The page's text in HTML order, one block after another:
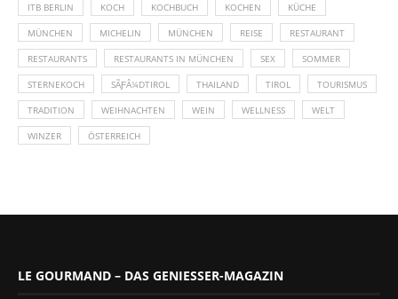
ITB BERLIN KOCH KOCHBUCH KOCHEN KÜCHE
MÜNCHEN MICHELIN MÜNCHEN REISE RESTAURANT
RESTAURANTS RESTAURANTS IN MÜNCHEN SEX SOMMER
STERNEKOCH SÃƑÂ¼DTIROL THAILAND TIROL TOURISMUS
TRADITION WEIHNACHTEN WEIN WELLNESS WELT
WINZER ÖSTERREICH
LE GOURMAND – DAS GENIESSER-MAGAZIN